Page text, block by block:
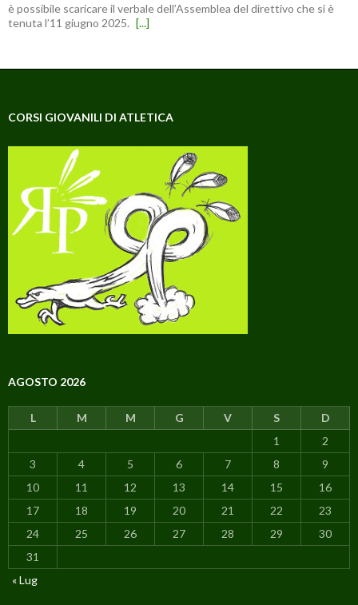
è possibile scaricare il verbale dell’Assemblea del direttivo che si è
tenuta l’11 giugno 2025. [...]
CORSI GIOVANILI DI ATLETICA
AGOSTO 2026
L M M G V S
D
1
2
3
4 5 6 7 8
9
10
11 12 13 14 15
16
17
18 19 20 21 22
23
24
25 26 27 28 29
30
31
« Lug